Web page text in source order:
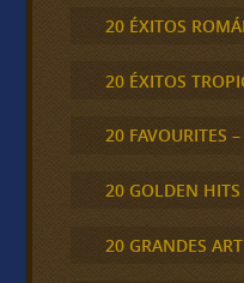
20 ÉXITOS
20 ÉXITOS
20 FAVOURITES
20 GOLDEN
20 GRANDES